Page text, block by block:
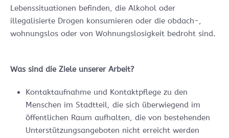
Lebenssituationen befinden, die Alkohol oder
illegalisierte Drogen konsumieren oder die obdach-,
wohnungslos oder von Wohnungslosigkeit bedroht sind.
Was sind die Ziele unserer Arbeit?
Kontaktaufnahme und Kontaktpflege zu den
Menschen im Stadtteil, die sich überwiegend im
öffentlichen Raum aufhalten, die von bestehenden
Unterstützungsangeboten nicht erreicht werden